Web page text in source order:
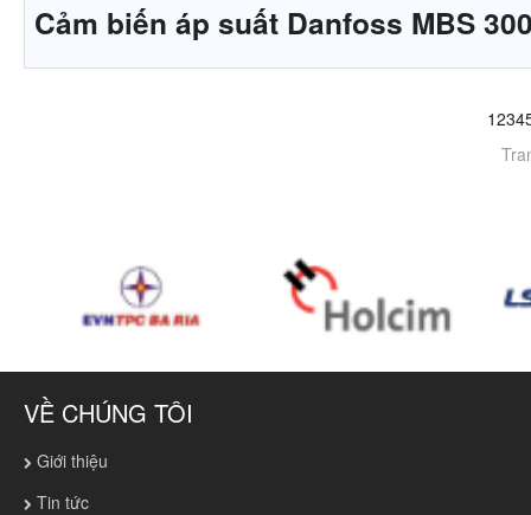
Cảm biến áp suất Danfoss MBS
1234
VỀ CHÚNG TÔI
Giới thiệu
Tin tức